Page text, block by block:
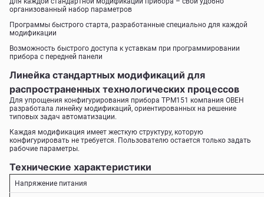
организованный набор параметров
Программы быстрого старта, разработанные специально для каждой
модификации
Возможность быстрого доступа к уставкам при программировании
прибора с передней панели
Линейка стандартных модификаций для
распространенных технологических процессов
Для упрощения конфигурирования прибора ТРМ151 компания ОВЕН
разработала линейку модификаций, ориентированных на решение
типовых задач автоматизации.
Каждая модификация имеет жесткую структуру, которую
конфигурировать не требуется. Пользователю остается только задать
рабочие параметры.
Технические характеристики
Напряжение питания